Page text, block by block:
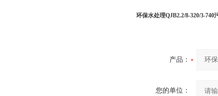
环保水处理QJB2.2/8-320/3-740
产品：
您的单位：